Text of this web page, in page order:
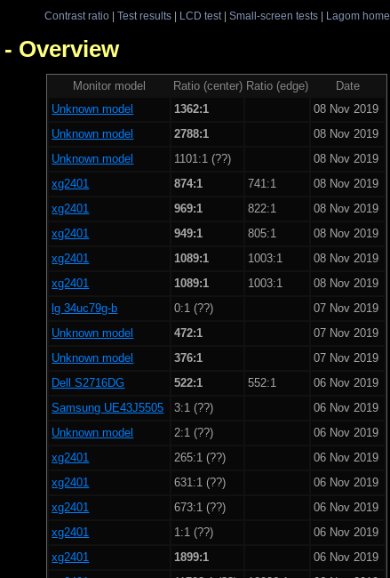
Contrast ratio| Test results| LCD test| Small-screen tests| Lagom home
Overview
Monitor model Ratio (center) Ratio (edge)
Date
Unknown model
1362:1
08 Nov 2019
Unknown model
2788:1
08 Nov 2019
Unknown model
1101:1 (??)
08 Nov 2019
xg2401
874:1 741:1
08 Nov 2019
xg2401
969:1 822:1
08 Nov 2019
xg2401
949:1 805:1
08 Nov 2019
xg2401
1089:1 1003:1
08 Nov 2019
xg2401
1089:1 1003:1
08 Nov 2019
lg 34uc79g-b
0:1 (??)
07 Nov 2019
Unknown model
472:1
07 Nov 2019
Unknown model
376:1
07 Nov 2019
Dell S2716DG
522:1 552:1
06 Nov 2019
Samsung UE43J5505
3:1 (??)
06 Nov 2019
Unknown model
2:1 (??)
06 Nov 2019
xg2401
265:1 (??)
06 Nov 2019
xg2401
631:1 (??)
06 Nov 2019
xg2401
673:1 (??)
06 Nov 2019
xg2401
1:1 (??)
06 Nov 2019
xg2401
1899:1
06 Nov 2019